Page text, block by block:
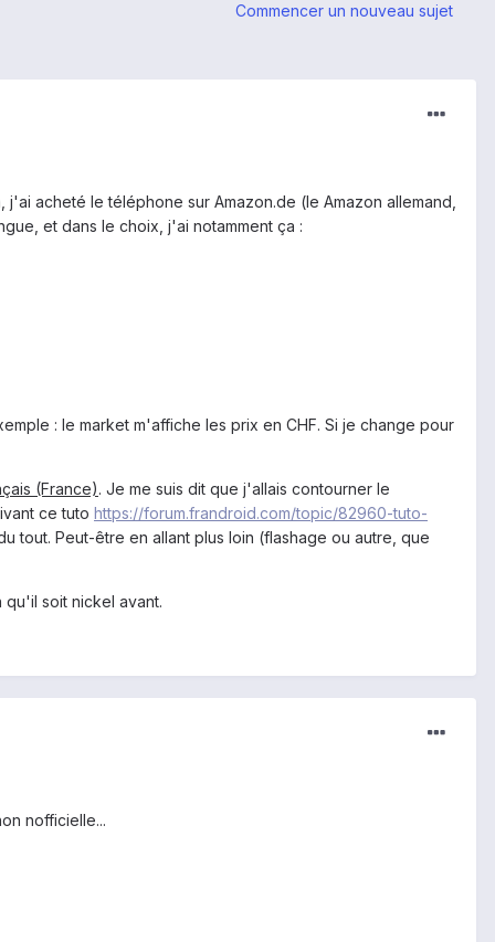
Commencer un nouveau sujet
acheté le téléphone sur Amazon.de (le Amazon allemand,
et dans le choix, j'ai notamment ça :
: le market m'affiche les prix en CHF. Si je change pour
(France). Je me suis dit que j'allais contourner le
ce tuto https://forum.frandroid.com/topic/82960-tuto-
tout. Peut-être en allant plus loin (flashage ou autre, que
soit nickel avant.
nofficielle...